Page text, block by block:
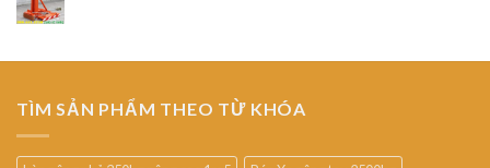
TÌM SẢN PHẨM THEO TỪ KHÓA